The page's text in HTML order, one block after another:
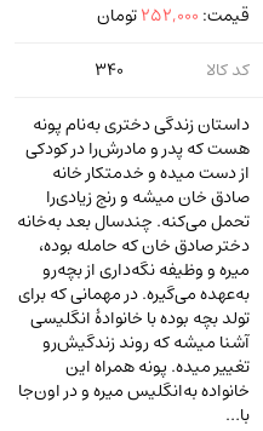
قیمت: 252,000تومان
کد کالا
340
داستان زندگی دختری به‌نام پونه
هست که پدر و مادرش‌را در کودکی
از دست میده و خدمتکار خانه
صادق خان میشه و رنج زیادی‌را
تحمل می‌کنه. چندسال بعد به‌خانه
دختر صادق خان که حامله بوده،
میره و وظیفه نگه‌داری از بچه‌رو
به‌عهده می‌گیره. در مهمانی که برای
تولد بچه بوده با خانوادۀ انگلیسی
آشنا میشه که روند زندگیش‌رو
تغییر میده. پونه همراه این
خانواده به‌انگلیس میره و در اون‌جا
با…